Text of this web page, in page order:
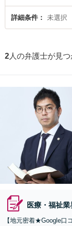
医療・福祉業界を法律相
でお困りの相談者さんに
詳細条件 未選択
2 人の弁護士が見
医療・福祉業
【地元密着★Google口